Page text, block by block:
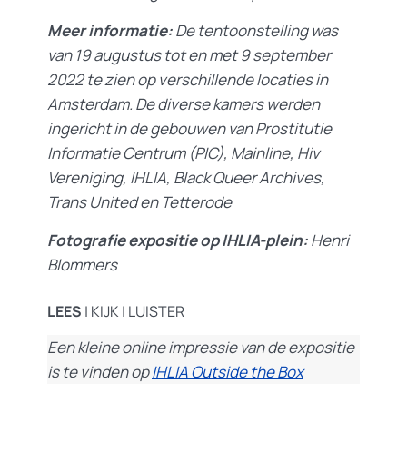
Meer informatie:De tentoonstelling was
van 19 augustus tot en met 9 september
2022 te zien op verschillende locaties in
Amsterdam. De diverse kamers werden
ingericht in de gebouwen van Prostitutie
Informatie Centrum (PIC), Mainline, Hiv
Vereniging, IHLIA, Black Queer Archives,
Trans United en Tetterode
Fotografie expositie op IHLIA-plein:Henri
Blommers
LEES | KIJK | LUISTER
Een kleine online impressie van de expositie
is te vinden opIHLIA Outside the Box